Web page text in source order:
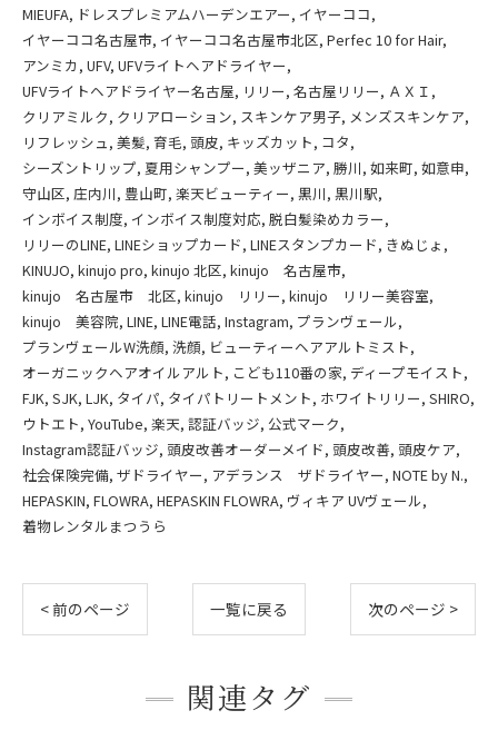
MIEUFA ドレスプレミアムハーデンエアー イヤーココ
イヤーココ名古屋市 イヤーココ名古屋市北区 Perfec 10 for Hair
アンミカ UFV UFVライトヘアドライヤー
UFVライトヘアドライヤー名古屋 リリー 名古屋リリー ＡＸＩ
クリアミルク クリアローション スキンケア男子 メンズスキンケア
リフレッシュ 美髪 育毛 頭皮 キッズカット コタ
シーズントリップ 夏用シャンプー 美ッザニア 勝川 如来町 如意申
守山区 庄内川 豊山町 楽天ビューティー 黒川 黒川駅
インボイス制度 インボイス制度対応 脱白髪染めカラー
リリーのLINE LINEショップカード LINEスタンプカード きぬじょ
KINUJO kinujo pro kinujo 北区 kinujo 名古屋市
kinujo 名古屋市 北区 kinujo リリー kinujo リリー美容室
kinujo 美容院 LINE LINE電話 Instagram プランヴェール
プランヴェールW洗顔 洗顔 ビューティーヘアアルトミスト
オーガニックヘアオイルアルト こども110番の家 ディープモイスト
FJK SJK LJK タイパ タイパトリートメント ホワイトリリー SHIRO
ウトエト YouTube 楽天 認証バッジ 公式マーク
Instagram認証バッジ 頭皮改善オーダーメイド 頭皮改善 頭皮ケア
社会保険完備 ザドライヤー アデランス ザドライヤー NOTE by N.
HEPASKIN FLOWRA HEPASKIN FLOWRA ヴィキア UVヴェール
着物レンタルまつうら
< 前のページ 一覧に戻る 次のページ >
関連タグ